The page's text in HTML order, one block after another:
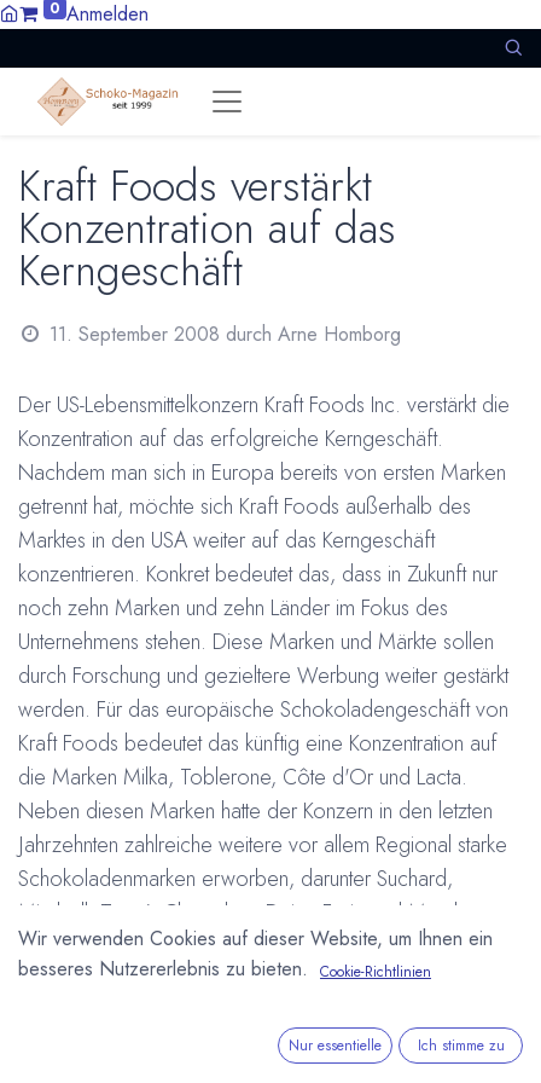
0 Anmelden
Kraft Foods verstärkt
Konzentration auf das
Kerngeschäft
11. September 2008 durch Arne Homborg
Der US-Lebensmittelkonzern Kraft Foods Inc. verstärkt die
Konzentration auf das erfolgreiche Kerngeschäft.
Nachdem man sich in Europa bereits von ersten Marken
getrennt hat, möchte sich Kraft Foods außerhalb des
Marktes in den USA weiter auf das Kerngeschäft
konzentrieren. Konkret bedeutet das, dass in Zukunft nur
noch zehn Marken und zehn Länder im Fokus des
Unternehmens stehen. Diese Marken und Märkte sollen
durch Forschung und gezieltere Werbung weiter gestärkt
werden. Für das europäische Schokoladengeschäft von
Kraft Foods bedeutet das künftig eine Konzentration auf
die Marken Milka, Toblerone, Côte d'Or und Lacta.
Neben diesen Marken hatte der Konzern in den letzten
Jahrzehnten zahlreiche weitere vor allem Regional starke
Schokoladenmarken erworben, darunter Suchard,
Mirabell, Terry’s Chocolate, Daim, Freia und Marabou.
Als künftige Kernmärkte außerhalb der USA nennt das
Unternehmen Australien, Großbritannien, Spanien,
von 1 % bis 3 % pro Jahr erwartet werden, sowie die
Wir verwenden Cookies auf dieser Website, um Ihnen ein
besseres Nutzererlebnis zu bieten.
Cookie-Richtlinien
Nur essentielle Ich stimme zu